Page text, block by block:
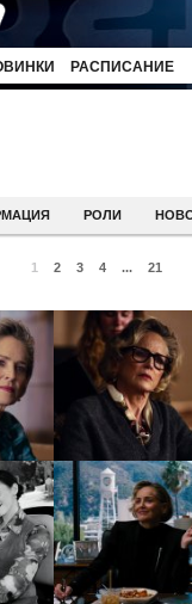
РАСПИСАНИЕ
РОЛИ
1 2 3 4 ... 21